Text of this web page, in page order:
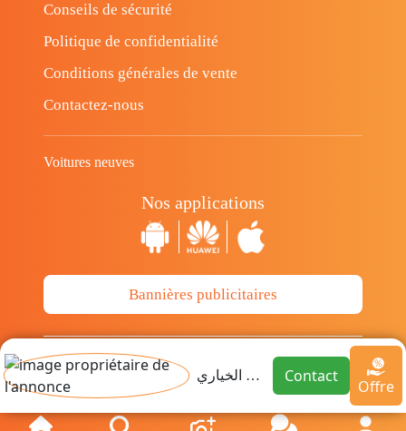
مروان الخياري Contact
Offre
Conseils de sécurité
Politique de confidentialité
Conditions générales de vente
Contactez-nous
Voitures neuves
Nos applications
Bannières publicitaires
© Copyright 2014-2026 Cava.tn Limited Tous
les droits sont réservés.